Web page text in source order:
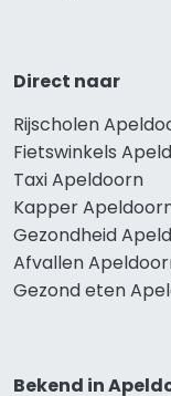
Direct naar
Rijscholen
Fietswinkels
Taxi Apeldoorn
Kapper
Gezondheid
Afvallen
Gezond eten
Bekend in